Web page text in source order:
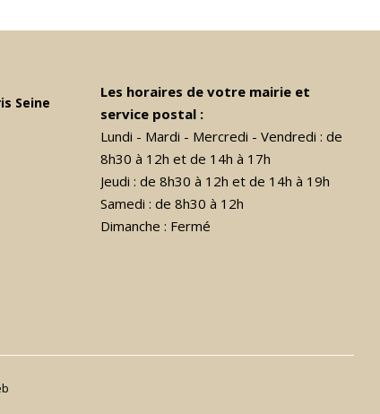
Seine
Les horaires de votre mairie et
service postal :
Lundi - Mardi - Mercredi - Vendredi : de
8h30 à 12h et de 14h à 17h
Jeudi : de 8h30 à 12h et de 14h à 19h
Samedi : de 8h30 à 12h
Dimanche : Fermé